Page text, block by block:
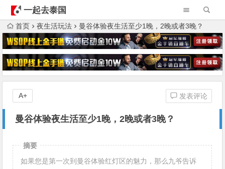
一起去泰国
首页 夜生活玩法 曼谷体验夜生活至少1晚，2晚或者3晚？
曼谷体验夜生活至少1晚，2晚或者3晚？
发表评论
A+
摘要
如果您是第一次到曼谷体验红灯区的魅力，那么九爷告诉